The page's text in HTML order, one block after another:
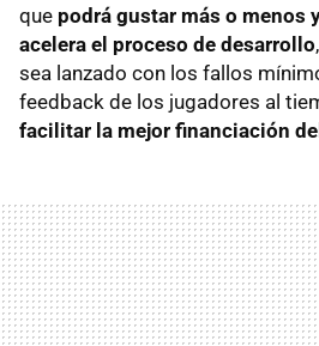
que podrá gustar más o menos
acelera el proceso de desarrollo
sea lanzado con los fallos
feedback de los jugadores al
facilitar la mejor financiación